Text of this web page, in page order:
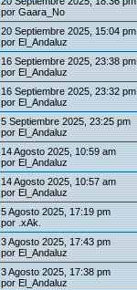
por Gaara_No
20 Septiembre 2025, 15:04 pm
por El_Andaluz
16 Septiembre 2025, 23:38 pm
por El_Andaluz
16 Septiembre 2025, 23:32 pm
por El_Andaluz
5 Septiembre 2025, 23:25 pm
por El_Andaluz
14 Agosto 2025, 10:59 am
por El_Andaluz
14 Agosto 2025, 10:57 am
por El_Andaluz
5 Agosto 2025, 17:19 pm
por .xAk.
3 Agosto 2025, 17:43 pm
por El_Andaluz
3 Agosto 2025, 17:38 pm
por El_Andaluz